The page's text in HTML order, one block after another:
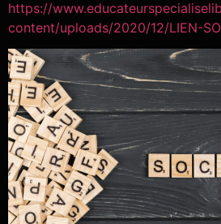
https://
content/uploads/2020/12/LIEN-